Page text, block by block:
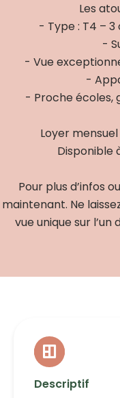
Les
- Type : T4 – 3
-
- Vue
-
- Proche écoles,
Loyer
Disponible
Pour plus d’infos
maintenant. Ne
vue unique sur
Descriptif